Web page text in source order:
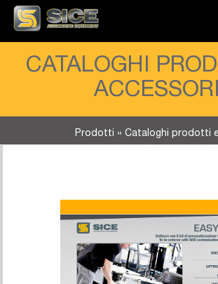
CATALOGHI
ACCESSORI
Prodotti » Cataloghi prodotti